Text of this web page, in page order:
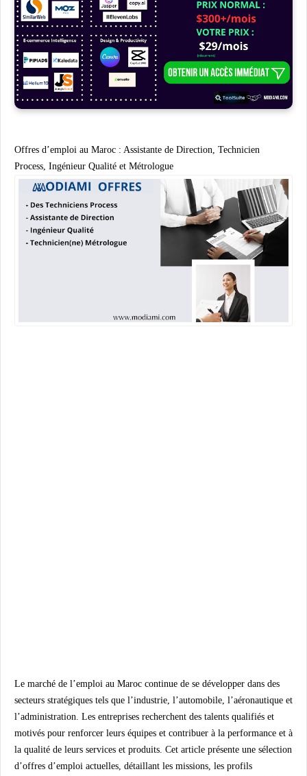
Offres d’emploi au Maroc : Assistante de Direction, Technicien
Process, Ingénieur Qualité et Métrologue
Le marché de l’emploi au Maroc continue de se développer dans des
secteurs stratégiques tels que l’industrie, l’automobile, l’aéronautique et
l’administration. Les entreprises recherchent des talents qualifiés et
motivés pour renforcer leurs équipes et contribuer à la performance et à
la qualité de leurs services et produits. Cet article présente une sélection
d’offres d’emploi actuelles, détaillant les missions, les profils